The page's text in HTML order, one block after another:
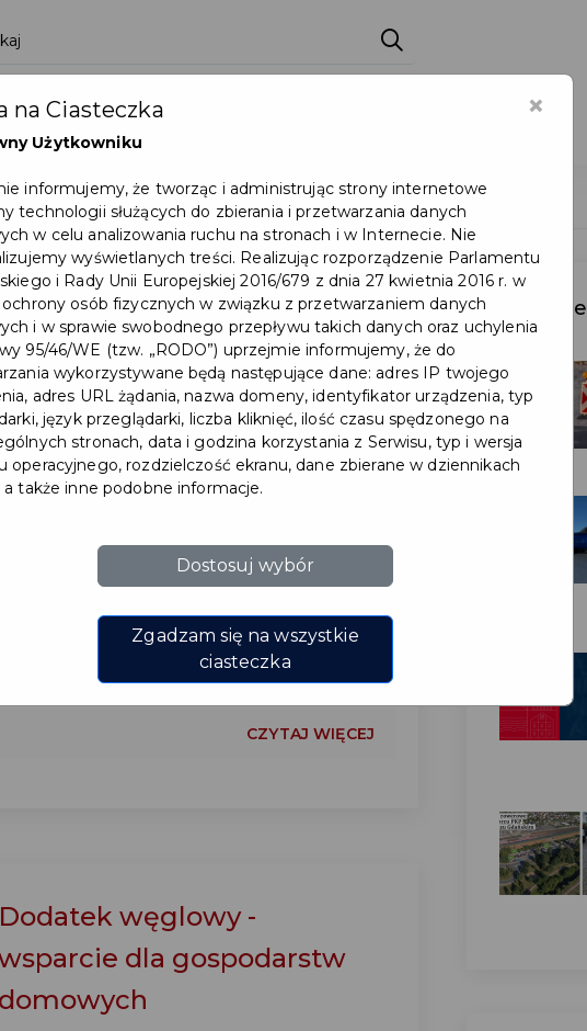
okres świadczeniowy
2026 – informacje dla
Pruszcza
#ŚWIADCZENIA
Ośrodek Pomocy Społecznej w
Gdańskim przypomina, że od 1
na nowy okres świadczeniowy
CZYTAJ WIĘCEJ
węglowy -
dla gospodarstw
Ostatnie
×
na Ciasteczka
Użytkowniku
informujemy, że tworząc i administrując strony internetowe
technologii służących do zbierania i przetwarzania danych
w celu analizowania ruchu na stronach i w Internecie. Nie
wyświetlanych treści. Realizując rozporządzenie Parlamentu
i Rady Unii Europejskiej 2016/679 z dnia 27 kwietnia 2016 r. w
ochrony osób fizycznych w związku z przetwarzaniem danych
i w sprawie swobodnego przepływu takich danych oraz uchylenia
95/46/WE (tzw. „RODO”) uprzejmie informujemy, że do
wykorzystywane będą następujące dane: adres IP twojego
adres URL żądania, nazwa domeny, identyfikator urządzenia, typ
język przeglądarki, liczba kliknięć, ilość czasu spędzonego na
stronach, data i godzina korzystania z Serwisu, typ i wersja
operacyjnego, rozdzielczość ekranu, dane zbierane w dziennikach
a także inne podobne informacje.
Dostosuj wybór
Zgadzam się na wszystkie
ciasteczka